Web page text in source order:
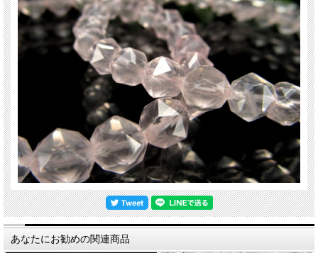
※サイズは目安です。細かな誤差が出る場合があります。ビーズ石の製造上の仕
様ですのでご了承下さい。
関連キーワード
天然石 パワーストーン 海外直輸入 バイヤー厳選 プレゼント ギフト メンズ レデ
ィース 卸し 卸価格 実店舗 ハンドメイド サイズ直し コムローズ comrose
あなたにお勧めの関連商品